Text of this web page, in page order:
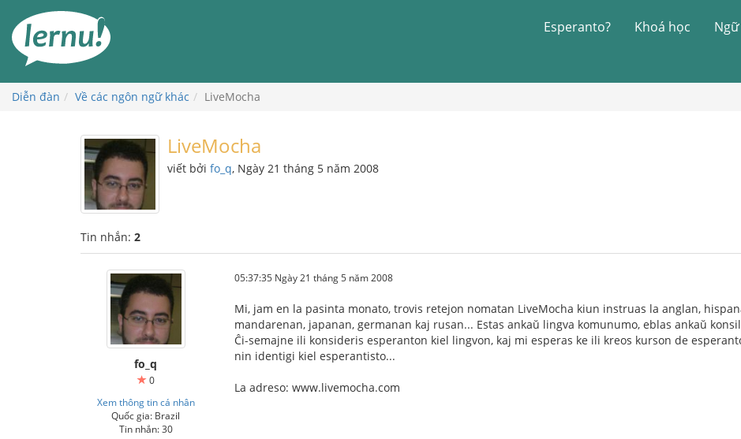
đến
phần
dung
Esperanto? Khoá học
Diễn đàn Về các ngôn ngữ khác LiveMocha
LiveMocha
viết bởi fo_q, Ngày 21 tháng 5 năm 2008
Tin nhắn: 2
fo_q
0
Xem thông tin cá nhân
Quốc gia: Brazil
Tin nhắn: 30
05:37:35 Ngày 21 tháng 5 năm 2008
Mi, jam en la pasinta monato, trovis retejon nomatan LiveMocha kiun instruas la anglan,
mandarenan, japanan, germanan kaj rusan... Estas ankaŭ lingva komunumo, eblas ankaŭ
Ĉi-semajne ili konsideris esperanton kiel lingvon, kaj mi esperas ke ili kreos kurson de
nin identigi kiel esperantisto...
La adreso: www.livemocha.com